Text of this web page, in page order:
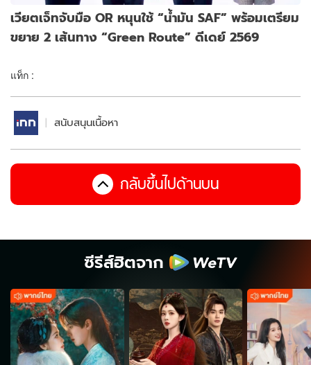
เวียตเจ็ทจับมือ OR หนุนใช้ “น้ำมัน SAF” พร้อมเตรียม
ขยาย 2 เส้นทาง “Green Route” ดีเดย์ 2569
แท็ก :
สนับสนุนเนื้อหา
กลับขึ้นไปด้านบน
ซีรีส์ฮิตจาก